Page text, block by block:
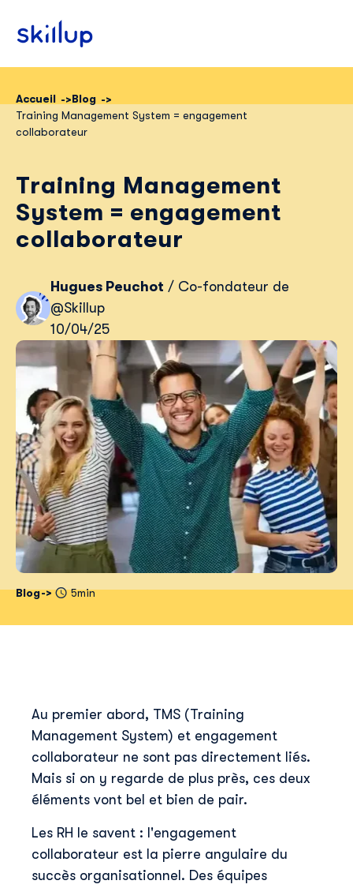
Clients
Tarifs
Accueil
Blog
Training Management System = engagement
collaborateur
Blog 5min
Training Management
System = engagement
collaborateur
Hugues Peuchot / Co-fondateur de
@Skillup
10/04/25
Au premier abord, TMS (Training
Management System) et engagement
collaborateur ne sont pas directement liés.
Mais si on y regarde de plus près, ces deux
éléments vont bel et bien de pair.
Les RH le savent : l'engagement
collaborateur est la pierre angulaire du
succès organisationnel. Des équipes